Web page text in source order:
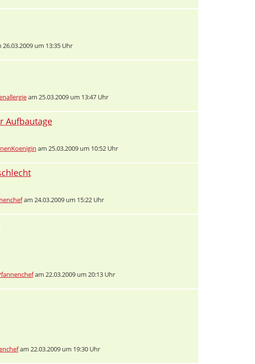
um 13:35 Uhr
am 25.03.2009 um 13:47 Uhr
Aufbautage
am 25.03.2009 um 10:52 Uhr
am 24.03.2009 um 15:22 Uhr
am 22.03.2009 um 20:13 Uhr
am 22.03.2009 um 19:30 Uhr